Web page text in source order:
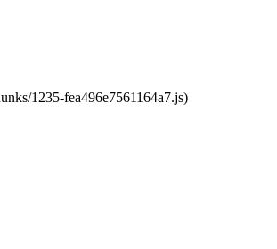
1235-fea496e7561164a7.js)